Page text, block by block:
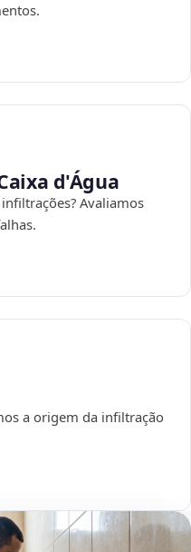
d'Água
Avaliamos
a origem da infiltração